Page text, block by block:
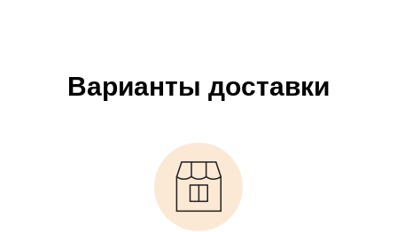
Варианты доставки